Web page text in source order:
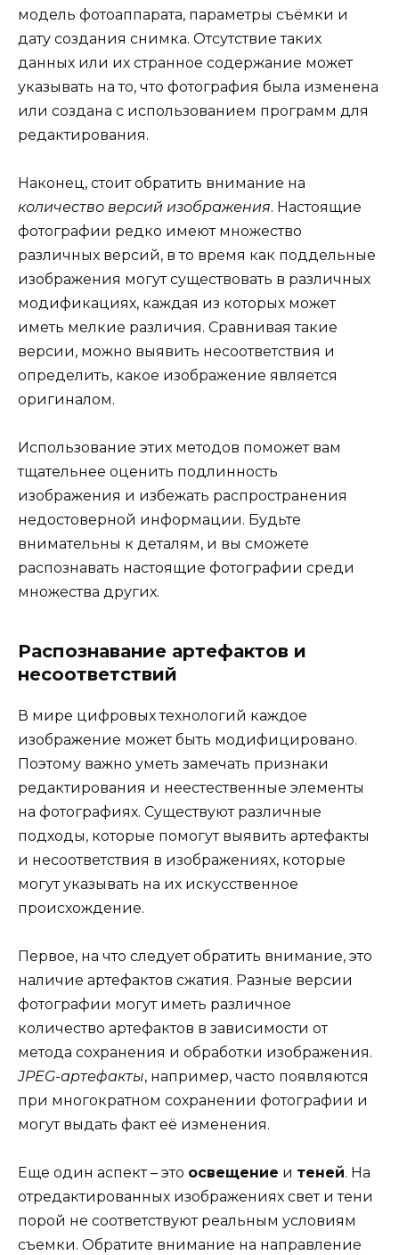
модель фотоаппарата, параметры съёмки и
дату создания снимка. Отсутствие таких
данных или их странное содержание может
указывать на то, что фотография была изменена
или создана с использованием программ для
редактирования.
Наконец, стоит обратить внимание на
количество версий изображения. Настоящие
фотографии редко имеют множество
различных версий, в то время как поддельные
изображения могут существовать в различных
модификациях, каждая из которых может
иметь мелкие различия. Сравнивая такие
версии, можно выявить несоответствия и
определить, какое изображение является
оригиналом.
Использование этих методов поможет вам
тщательнее оценить подлинность
изображения и избежать распространения
недостоверной информации. Будьте
внимательны к деталям, и вы сможете
распознавать настоящие фотографии среди
множества других.
Распознавание артефактов и
несоответствий
В мире цифровых технологий каждое
изображение может быть модифицировано.
Поэтому важно уметь замечать признаки
редактирования и неестественные элементы
на фотографиях. Существуют различные
подходы, которые помогут выявить артефакты
и несоответствия в изображениях, которые
могут указывать на их искусственное
происхождение.
Первое, на что следует обратить внимание, это
наличие артефактов сжатия. Разные версии
фотографии могут иметь различное
количество артефактов в зависимости от
метода сохранения и обработки изображения.
JPEG-артефакты, например, часто появляются
при многократном сохранении фотографии и
могут выдать факт её изменения.
Еще один аспект – это освещение и теней. На
отредактированных изображениях свет и тени
порой не соответствуют реальным условиям
съемки. Обратите внимание на направление